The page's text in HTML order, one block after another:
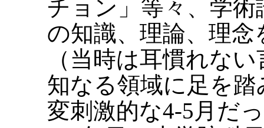
チョン」等々、学
の知識、理論、理
（当時は耳慣れな
知なる領域に足を
変刺激的な4-5月だ